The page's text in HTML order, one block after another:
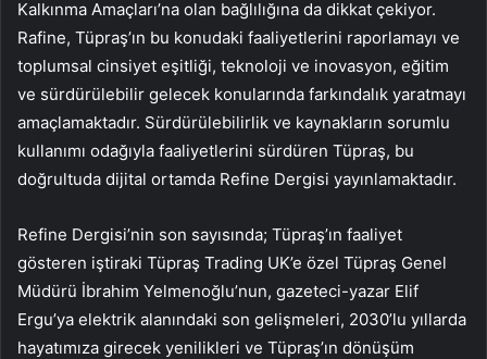
Kalkınma Amaçları’na olan bağlılığına da dikkat çekiyor.
Rafine, Tüpraş’ın bu konudaki faaliyetlerini raporlamayı ve
toplumsal cinsiyet eşitliği, teknoloji ve inovasyon, eğitim
ve sürdürülebilir gelecek konularında farkındalık yaratmayı
amaçlamaktadır. Sürdürülebilirlik ve kaynakların sorumlu
kullanımı odağıyla faaliyetlerini sürdüren Tüpraş, bu
doğrultuda dijital ortamda Refine Dergisi yayınlamaktadır.
Refine Dergisi’nin son sayısında; Tüpraş’ın faaliyet
gösteren iştiraki Tüpraş Trading UK’e özel Tüpraş Genel
Müdürü İbrahim Yelmenoğlu’nun, gazeteci-yazar Elif
Ergu’ya elektrik alanındaki son gelişmeleri, 2030’lu yıllarda
hayatımıza girecek yenilikleri ve Tüpraş’ın dönüşüm